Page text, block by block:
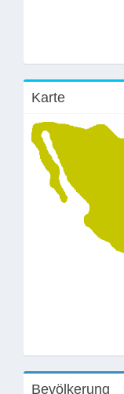
Karte
Bevölkerung